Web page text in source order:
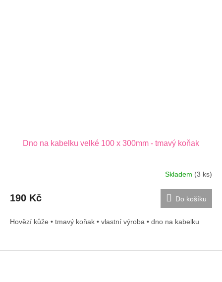
Dno na kabelku velké 100 x 300mm - tmavý koňak
Skladem (3 ks)
190 Kč Do košíku
Hovězí kůže • tmavý koňak • vlastní výroba • dno na kabelku